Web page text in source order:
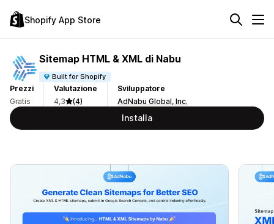
Shopify App Store
Sitemap HTML & XML di Nabu
Built for Shopify
Prezzi
Gratis
Valutazione
4,3
(4)
Sviluppatore
AdNabu Global, Inc.
Installa